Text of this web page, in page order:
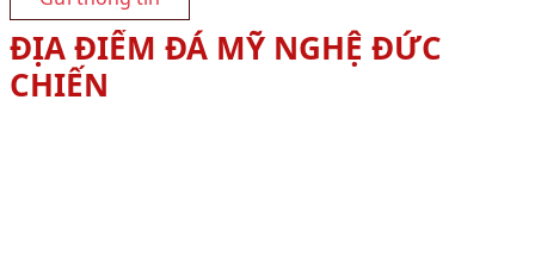
ĐỊA ĐIỂM ĐÁ MỸ NGHỆ ĐỨC
CHIẾN